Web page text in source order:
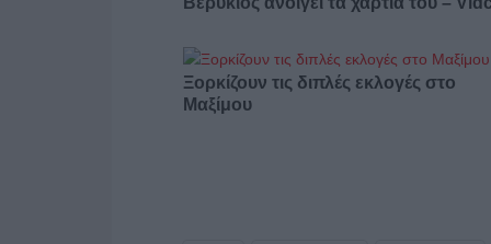
Ξορκίζουν τις διπλές εκλογές στο
Μαξίμου